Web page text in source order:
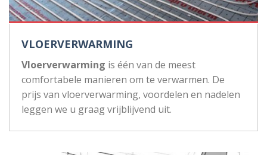
VLOERVERWARMING
Vloerverwarming is één van de meest
comfortabele manieren om te verwarmen. De
prijs van vloerverwarming, voordelen en nadelen
leggen we u graag vrijblijvend uit.